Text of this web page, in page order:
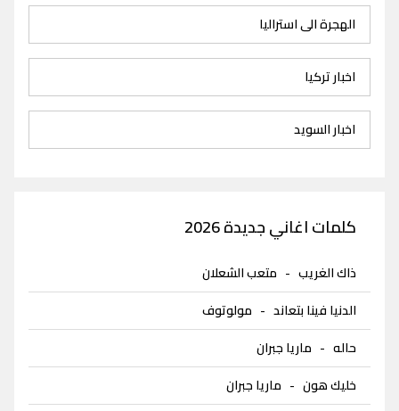
الهجرة الى استراليا
اخبار تركيا
اخبار السويد
كلمات اغاني جديدة 2026
ذاك الغريب - متعب الشعلان
الدنيا فينا بتعاند - مولوتوف
حاله - ماريا جبران
خليك هون - ماريا جبران